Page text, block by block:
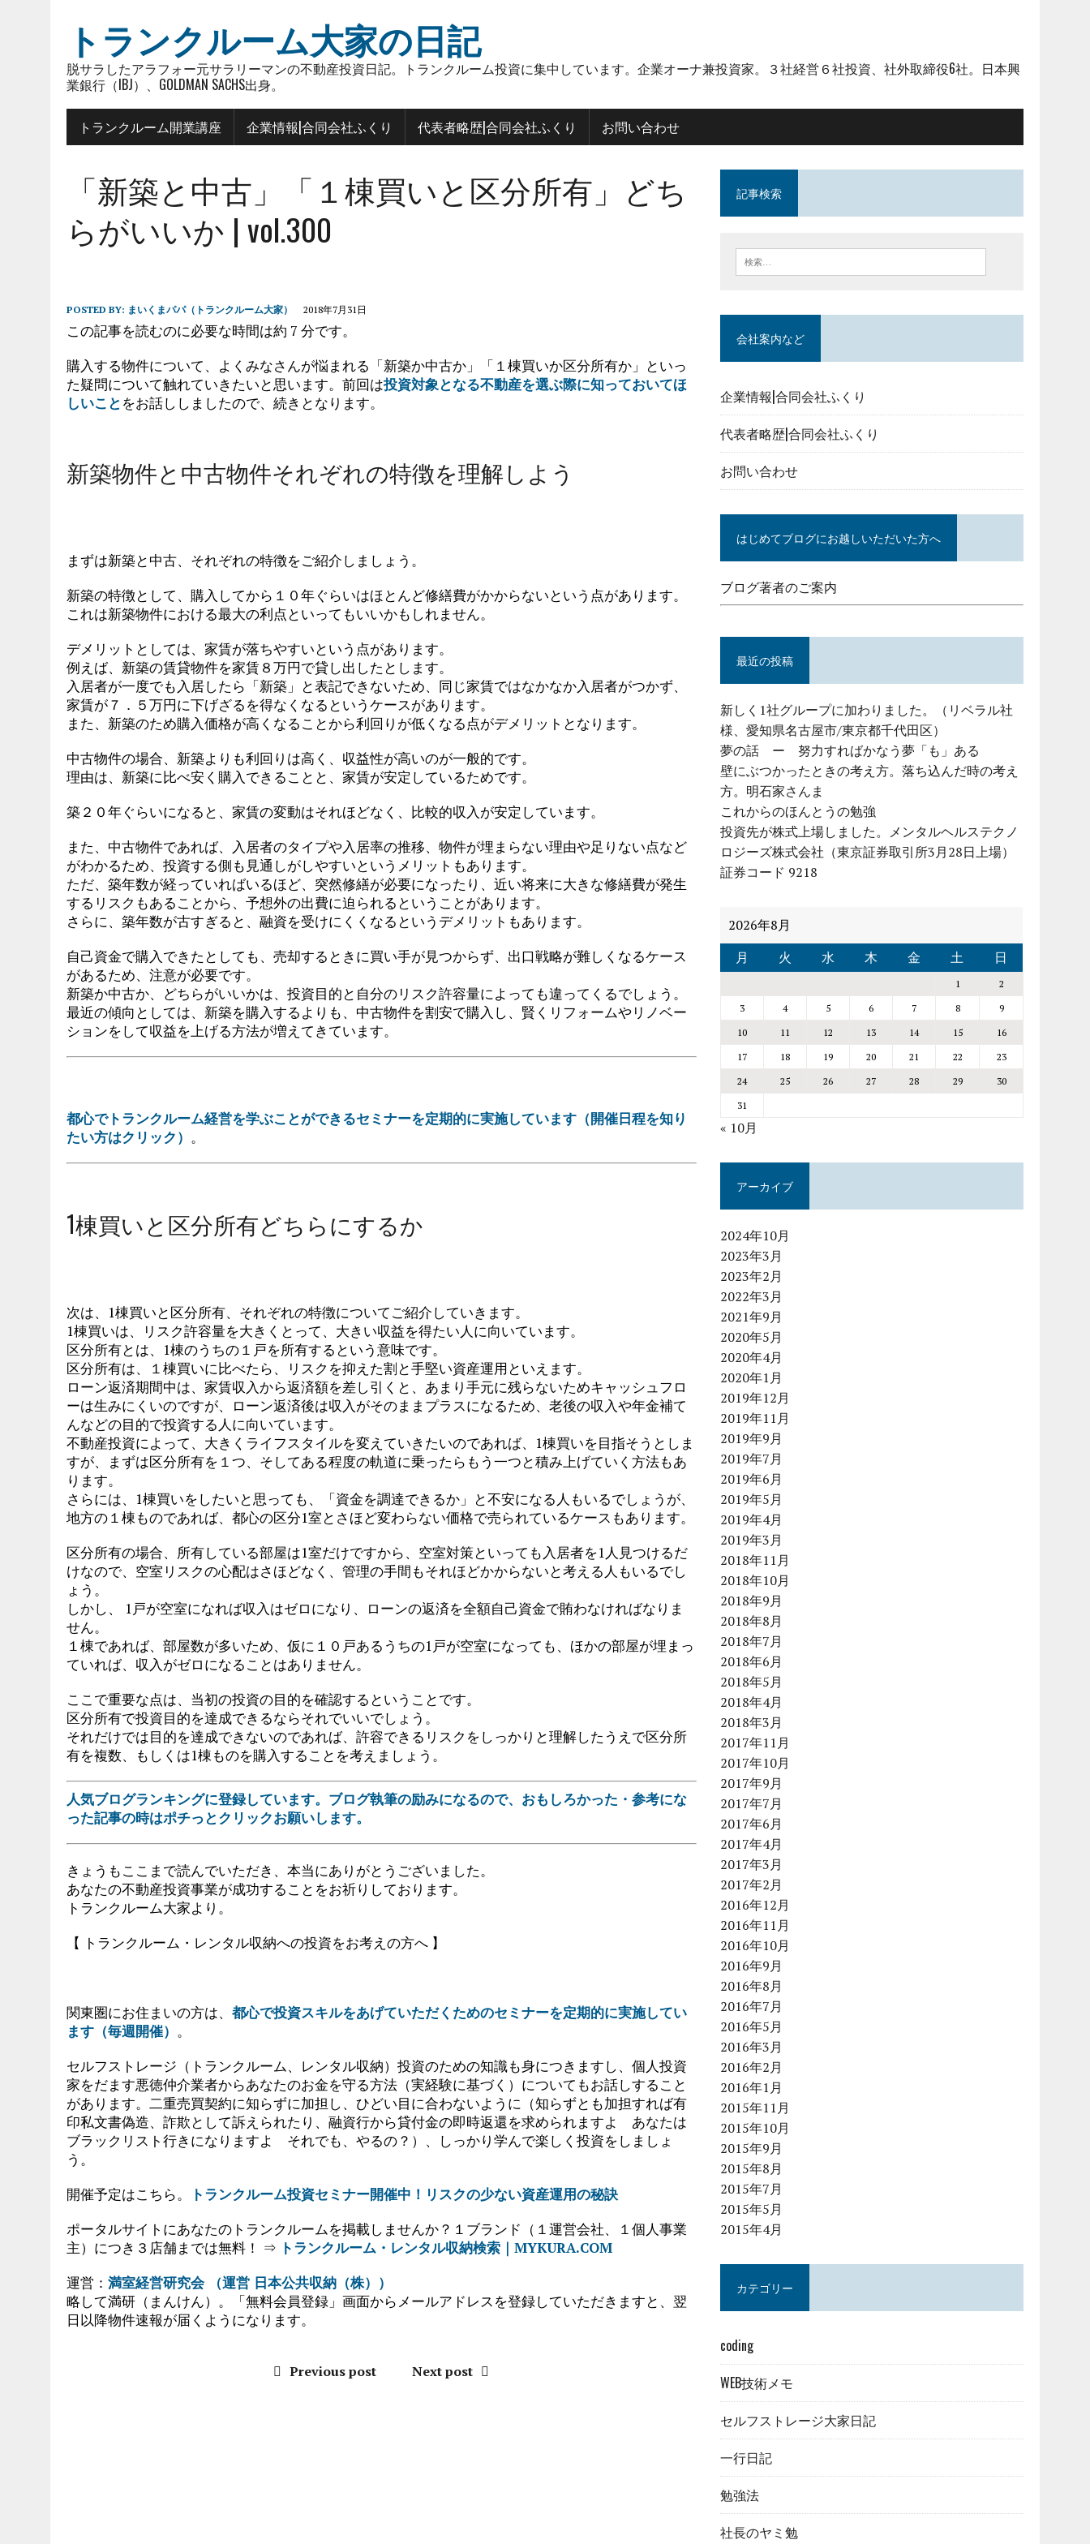
トランクルーム大家の日記
脱サラしたアラフォー元サラリーマンの不動産投資日記。トランクルーム投資に集中しています。企業オーナ兼投資家。３社経営６社投資、社外取締役6社。日本興
業銀行（IBJ）、GOLDMAN SACHS出身。
トランクルーム開業講座 企業情報|合同会社ふくり 代表者略歴|合同会社ふくり お問い合わせ
「新築と中古」「１棟買いと区分所有」どち
らがいいか | vol.300
POSTED BY: まいくまパパ（トランクルーム大家） 2018年7月31日
この記事を読むのに必要な時間は約 7 分です。
購入する物件について、よくみなさんが悩まれる「新築か中古か」「１棟買いか区分所有か」といっ
た疑問について触れていきたいと思います。前回は投資対象となる不動産を選ぶ際に知っておいてほ
しいことをお話ししましたので、続きとなります。
新築物件と中古物件それぞれの特徴を理解しよう
まずは新築と中古、それぞれの特徴をご紹介しましょう。
新築の特徴として、購入してから１０年ぐらいはほとんど修繕費がかからないという点があります。
これは新築物件における最大の利点といってもいいかもしれません。
デメリットとしては、家賃が落ちやすいという点があります。
例えば、新築の賃貸物件を家賃８万円で貸し出したとします。
入居者が一度でも入居したら「新築」と表記できないため、同じ家賃ではなかなか入居者がつかず、
家賃が７．５万円に下げざるを得なくなるというケースがあります。
また、新築のため購入価格が高くなることから利回りが低くなる点がデメリットとなります。
中古物件の場合、新築よりも利回りは高く、収益性が高いのが一般的です。
理由は、新築に比べ安く購入できることと、家賃が安定しているためです。
築２０年ぐらいになると、家賃の変動はそれほどなく、比較的収入が安定しています。
また、中古物件であれば、入居者のタイプや入居率の推移、物件が埋まらない理由や足りない点など
がわかるため、投資する側も見通しがしやすいというメリットもあります。
ただ、築年数が経っていればいるほど、突然修繕が必要になったり、近い将来に大きな修繕費が発生
するリスクもあることから、予想外の出費に迫られるということがあります。
さらに、築年数が古すぎると、融資を受けにくくなるというデメリットもあります。
自己資金で購入できたとしても、売却するときに買い手が見つからず、出口戦略が難しくなるケース
があるため、注意が必要です。
新築か中古か、どちらがいいかは、投資目的と自分のリスク許容量によっても違ってくるでしょう。
最近の傾向としては、新築を購入するよりも、中古物件を割安で購入し、賢くリフォームやリノベー
ションをして収益を上げる方法が増えてきています。
都心でトランクルーム経営を学ぶことができるセミナーを定期的に実施しています（開催日程を知り
たい方はクリック） 。
1棟買いと区分所有どちらにするか
次は、1棟買いと区分所有、それぞれの特徴についてご紹介していきます。
1棟買いは、リスク許容量を大きくとって、大きい収益を得たい人に向いています。
区分所有とは、1棟のうちの１戸を所有するという意味です。
区分所有は、１棟買いに比べたら、リスクを抑えた割と手堅い資産運用といえます。
ローン返済期間中は、家賃収入から返済額を差し引くと、あまり手元に残らないためキャッシュフロ
ーは生みにくいのですが、ローン返済後は収入がそのままプラスになるため、老後の収入や年金補て
んなどの目的で投資する人に向いています。
不動産投資によって、大きくライフスタイルを変えていきたいのであれば、1棟買いを目指そうとしま
すが、まずは区分所有を１つ、そしてある程度の軌道に乗ったらもう一つと積み上げていく方法もあ
ります。
さらには、1棟買いをしたいと思っても、「資金を調達できるか」と不安になる人もいるでしょうが、
地方の１棟ものであれば、都心の区分1室とさほど変わらない価格で売られているケースもあります。
区分所有の場合、所有している部屋は1室だけですから、空室対策といっても入居者を1人見つけるだ
けなので、空室リスクの心配はさほどなく、管理の手間もそれほどかからないと考える人もいるでし
ょう。
しかし、 1戸が空室になれば収入はゼロになり、ローンの返済を全額自己資金で賄わなければなりま
せん。
１棟であれば、部屋数が多いため、仮に１０戸あるうちの1戸が空室になっても、ほかの部屋が埋まっ
ていれば、収入がゼロになることはありません。
ここで重要な点は、当初の投資の目的を確認するということです。
区分所有で投資目的を達成できるならそれでいいでしょう。
それだけでは目的を達成できないのであれば、許容できるリスクをしっかりと理解したうえで区分所
有を複数、もしくは1棟ものを購入することを考えましょう。
人気ブログランキングに登録しています。ブログ執筆の励みになるので、おもしろかった・参考にな
った記事の時はポチっとクリックお願いします。
きょうもここまで読んでいただき、本当にありがとうございました。
あなたの不動産投資事業が成功することをお祈りしております。
トランクルーム大家より。
【 トランクルーム・レンタル収納への投資をお考えの方へ 】
関東圏にお住まいの方は、 都心で投資スキルをあげていただくためのセミナーを定期的に実施してい
ます（毎週開催） 。
セルフストレージ（トランクルーム、レンタル収納）投資のための知識も身につきますし、個人投資
家をだます悪徳仲介業者からあなたのお金を守る方法（実経験に基づく）についてもお話しすること
があります。二重売買契約に知らずに加担し、ひどい目に合わないように（知らずとも加担すれば有
印私文書偽造、詐欺として訴えられたり、融資行から貸付金の即時返還を求められますよ あなたは
ブラックリスト行きになりますよ それでも、やるの？）、しっかり学んで楽しく投資をしましょ
う。
開催予定はこちら。
トランクルーム投資セミナー開催中！リスクの少ない資産運用の秘訣
ポータルサイトにあなたのトランクルームを掲載しませんか？１ブランド（１運営会社、１個人事業
主）につき３店舗までは無料！ ⇒ トランクルーム・レンタル収納検索｜MYKURA.COM
運営： 満室経営研究会 （運営 日本公共収納（株））
略して満研（まんけん）。「無料会員登録」画面からメールアドレスを登録していただきますと、翌
日以降物件速報が届くようになります。
Previous post Next post
記事検索
会社案内など
企業情報|合同会社ふくり
代表者略歴|合同会社ふくり
お問い合わせ
はじめてブログにお越しいただいた方へ
ブログ著者のご案内
最近の投稿
新しく1社グループに加わりました。（リベラル社
様、愛知県名古屋市/東京都千代田区）
夢の話 ー 努力すればかなう夢「も」ある
壁にぶつかったときの考え方。落ち込んだ時の考え
方。明石家さんま
これからのほんとうの勉強
投資先が株式上場しました。メンタルヘルステクノ
ロジーズ株式会社（東京証券取引所3月28日上場）
証券コード 9218
2026年8月
月
火 水 木 金 土 日
1
2
3
4 5 6 7 8
9
10
11 12 13 14 15
16
17
18 19 20 21 22
23
24
25 26 27 28 29
30
31
« 10月
アーカイブ
2024年10月
2023年3月
2023年2月
2022年3月
2021年9月
2020年5月
2020年4月
2020年1月
2019年12月
2019年11月
2019年9月
2019年7月
2019年6月
2019年5月
2019年4月
2019年3月
2018年11月
2018年10月
2018年9月
2018年8月
2018年7月
2018年6月
2018年5月
2018年4月
2018年3月
2017年11月
2017年10月
2017年9月
2017年7月
2017年6月
2017年4月
2017年3月
2017年2月
2016年12月
2016年11月
2016年10月
2016年9月
2016年8月
2016年7月
2016年5月
2016年3月
2016年2月
2016年1月
2015年11月
2015年10月
2015年9月
2015年8月
2015年7月
2015年5月
2015年4月
カテゴリー
coding
WEB技術メモ
セルフストレージ大家日記
一行日記
勉強法
社長のヤミ勉